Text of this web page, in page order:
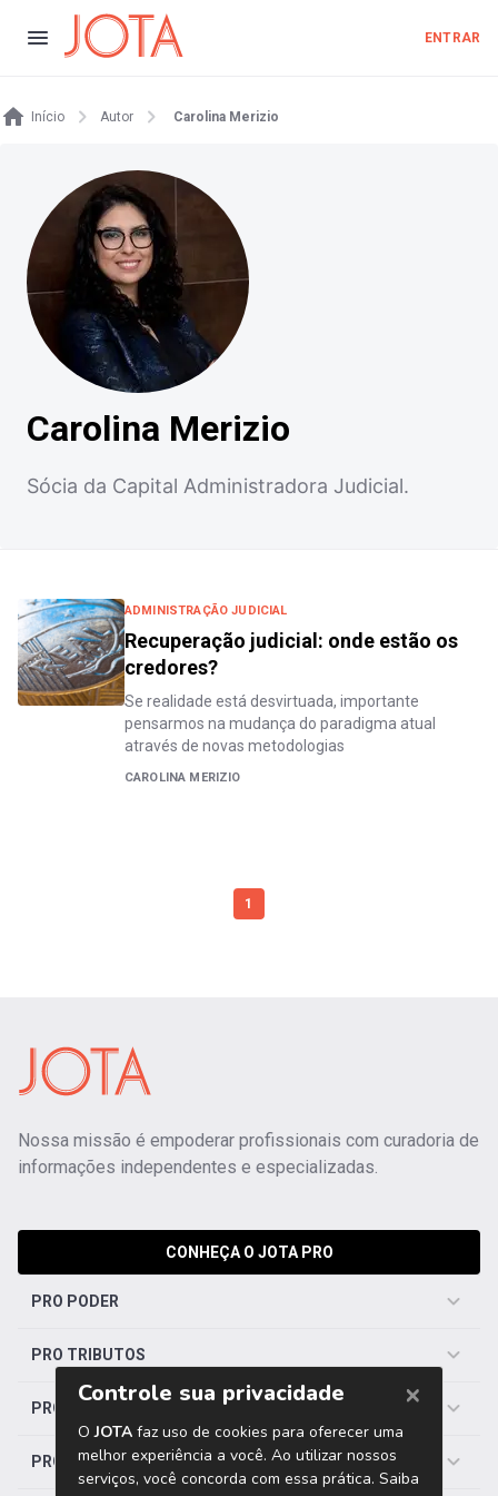
ENTRAR
Início Autor Carolina Merizio
Carolina Merizio
Sócia da Capital Administradora Judicial.
ADMINISTRAÇÃO JUDICIAL
Recuperação judicial: onde estão os
credores?
Se realidade está desvirtuada, importante
pensarmos na mudança do paradigma atual
através de novas metodologias
CAROLINA MERIZIO
1
Nossa missão é empoderar profissionais com curadoria de
informações independentes e especializadas.
CONHEÇA O JOTA PRO
PRO PODER
PRO TRIBUTOS
PRO TRABALHISTA
PRO SAÚDE